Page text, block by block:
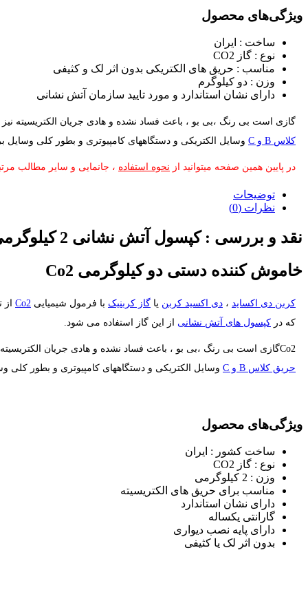
ویژگی‌های محصول
ساخت : ایران
نوع : گاز CO2
مناسب : حریق های الکتریکی بدون اثر لک و کثیفی
وزن : دو کیلوگرم
دارای نشان استاندارد و مورد تایید سازمان آتش نشانی
گازی است بی رنگ ،بی بو ، باعث فساد نشده و هادی جریان الکتریسیته
کلاس B و C
وسایل الکتریکی و دستگاههای کامپیوتری و بطور کلی وسایل
در پایین همین صفحه میتوانید از نحوه استفاده ، جانمایی و سایر مطالب
توضیحات
نظرات (0)
نقد و بررسی :کپسول آتش نشانی 2 کیلوگرمی Co2
خاموش کننده دستی دو کیلوگرمی Co2
کربن دی اکساید ، دی اکسید کربن یا گاز کربنیک با فرمول شیمیایی Co2
که در کپسول های آتش نشانی از این گاز استفاده می شود.
Co2گازی است بی رنگ ،بی بو ، باعث فساد نشده و هادی جریان الکتریسیته نیز نمی باشد . حسن
حریق کلاس B و C
وسایل الکتریکی و دستگاههای کامپیوتری و بطور کلی
ویژگی‌های محصول
ساخت کشور : ایران
نوع : گاز CO2
وزن : 2 کیلوگرمی
مناسب برای حریق های الکتریسیته
دارای نشان استاندارد
گارانتی یکساله
دارای پایه نصب دیواری
بدون اثر لک یا کثیفی